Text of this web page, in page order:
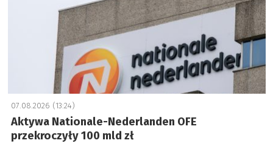
07.08.2026 (13:24)
Aktywa Nationale-Nederlanden OFE
przekroczyły 100 mld zł